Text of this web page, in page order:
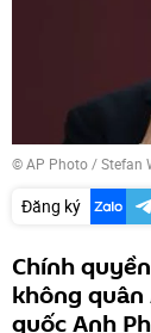
© AP Photo / Stefan
Đăng ký
Chính
không
quốc Anh